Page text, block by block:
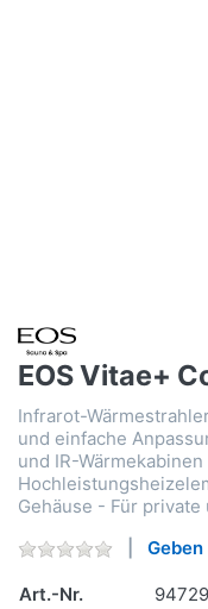
EOS Vitae+
Infrarot-
und einfache
und IR-
Gehäuse - Für
Art.-Nr.